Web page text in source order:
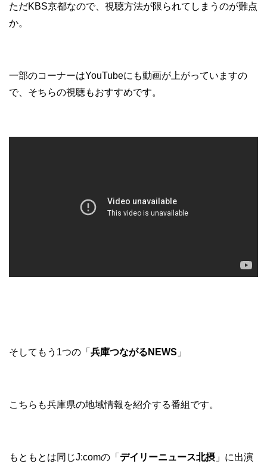
ただKBS京都なので、視聴方法が限られてしまうのが難点
か。
一部のコーナーはYouTubeにも動画が上がっていますの
で、そちらの視聴もおすすめです。
そしてもう1つの「 兵庫つながるNEWS 」
こちらも兵庫県の地域情報を紹介する番組です。
もともとは同じJ:comの「 デイリーニュース北摂 」に出演